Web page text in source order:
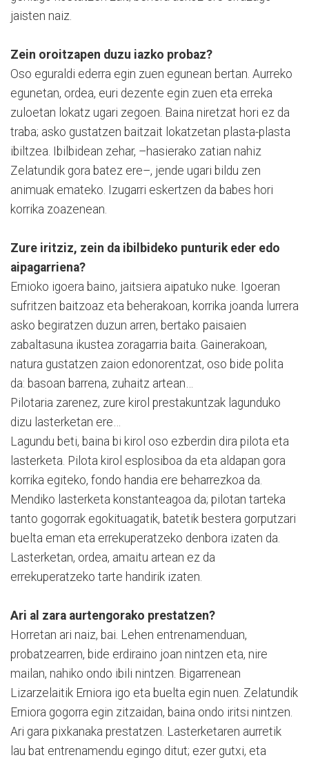
jaisten naiz.
Zein oroitzapen duzu iazko probaz?
Oso eguraldi ederra egin zuen egunean bertan. Aurreko
egunetan, ordea, euri dezente egin zuen eta erreka
zuloetan lokatz ugari zegoen. Baina niretzat hori ez da
traba; asko gustatzen baitzait lokatzetan plasta-plasta
ibiltzea. Ibilbidean zehar, –hasierako zatian nahiz
Zelatundik gora batez ere–, jende ugari bildu zen
animuak emateko. Izugarri eskertzen da babes hori
korrika zoazenean.
Zure iritziz, zein da ibilbideko punturik eder edo
aipagarriena?
Ernioko igoera baino, jaitsiera aipatuko nuke. Igoeran
sufritzen baitzoaz eta beherakoan, korrika joanda lurrera
asko begiratzen duzun arren, bertako paisaien
zabaltasuna ikustea zoragarria baita. Gainerakoan,
natura gustatzen zaion edonorentzat, oso bide polita
da: basoan barrena, zuhaitz artean…
Pilotaria zarenez, zure kirol prestakuntzak lagunduko
dizu lasterketan ere…
Lagundu beti, baina bi kirol oso ezberdin dira pilota eta
lasterketa. Pilota kirol esplosiboa da eta aldapan gora
korrika egiteko, fondo handia ere beharrezkoa da.
Mendiko lasterketa konstanteagoa da; pilotan tarteka
tanto gogorrak egokituagatik, batetik bestera gorputzari
buelta eman eta errekuperatzeko denbora izaten da.
Lasterketan, ordea, amaitu artean ez da
errekuperatzeko tarte handirik izaten.
Ari al zara aurtengorako prestatzen?
Horretan ari naiz, bai. Lehen entrenamenduan,
probatzearren, bide erdiraino joan nintzen eta, nire
mailan, nahiko ondo ibili nintzen. Bigarrenean
Lizarzelaitik Erniora igo eta buelta egin nuen. Zelatundik
Erniora gogorra egin zitzaidan, baina ondo iritsi nintzen.
Ari gara pixkanaka prestatzen. Lasterketaren aurretik
lau bat entrenamendu egingo ditut; ezer gutxi, eta